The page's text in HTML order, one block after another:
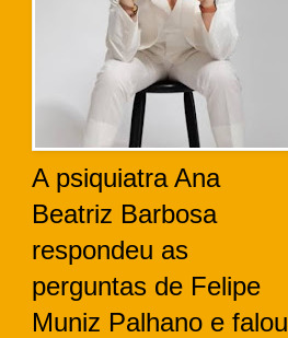
A psiquiatra Ana
Beatriz Barbosa
respondeu as
perguntas de Felipe
Muniz Palhano e falou